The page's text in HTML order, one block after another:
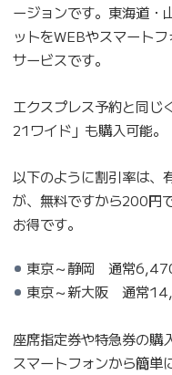
ージョンです。東海道・
ットをWEBやスマート
サービスです。
エクスプレス予約と同じ
21ワイド」も購入可能。
以下のように割引率は、
が、無料ですから200円
お得です。
東京～静岡 通常
東京～新大阪 通常
座席指定券や特急券の購
スマートフォンから簡単